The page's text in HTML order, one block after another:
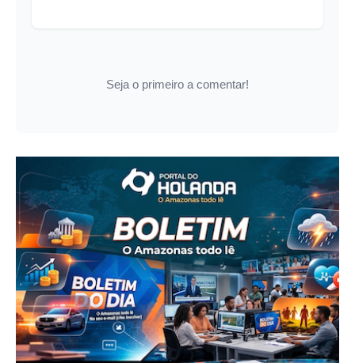
Seja o primeiro a comentar!